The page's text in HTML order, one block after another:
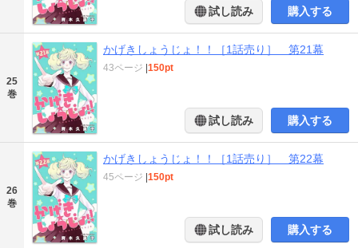
試し読み 購入する
25
巻
かげきしょうじょ！！［1話売り］ 第21幕
43ページ 150pt
試し読み 購入する
26
巻
かげきしょうじょ！！［1話売り］ 第22幕
45ページ 150pt
試し読み 購入する